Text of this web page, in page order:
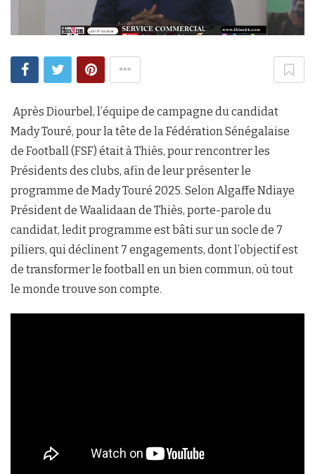
Après Diourbel, l’équipe de campagne du candidat
Mady Touré, pour la tête de la Fédération Sénégalaise
de Football (FSF) était à Thiès, pour rencontrer les
Présidents des clubs, afin de leur présenter le
programme de Mady Touré 2025. Selon Algaffe Ndiaye
Président de Waalidaan de Thiès, porte-parole du
candidat, ledit programme est bâti sur un socle de 7
piliers, qui déclinent 7 engagements, dont l’objectif est
de transformer le football en un bien commun, où tout
le monde trouve son compte.